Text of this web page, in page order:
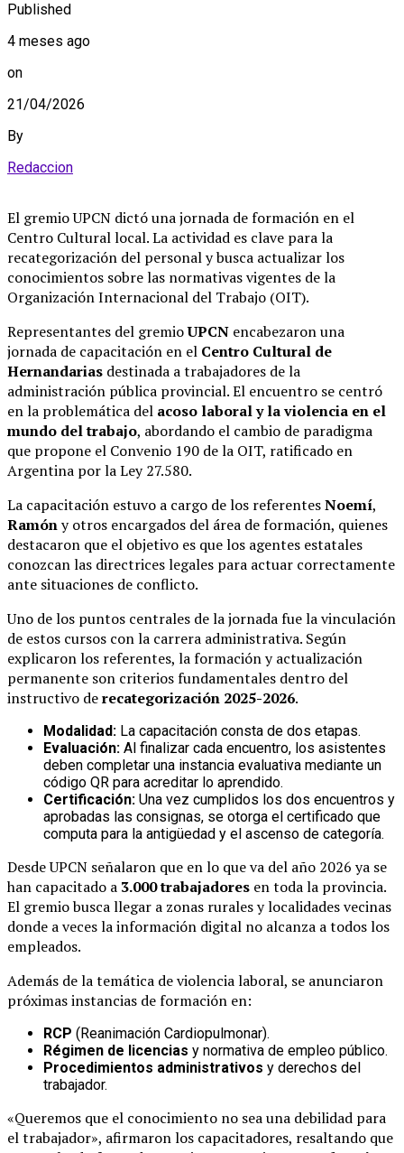
Published
4 meses ago
on
21/04/2026
By
Redaccion
El gremio UPCN dictó una jornada de formación en el
Centro Cultural local. La actividad es clave para la
recategorización del personal y busca actualizar los
conocimientos sobre las normativas vigentes de la
Organización Internacional del Trabajo (OIT).
Representantes del gremioUPCN encabezaron una
jornada de capacitación en el Centro Cultural de
Hernandarias destinada a trabajadores de la
administración pública provincial.El encuentro se centró
en la problemática del acoso laboral y la violencia en el
mundo del trabajo, abordando el cambio de paradigma
que propone el Convenio 190 de la OIT, ratificado en
Argentina por la Ley 27.580.
La capacitación estuvo a cargo de los referentesNoemí,
Ramóny otros encargados del área de formación, quienes
destacaron que el objetivo es que los agentes estatales
conozcan las directrices legales para actuar correctamente
ante situaciones de conflicto.
Uno de los puntos centrales de la jornada fue la vinculación
de estos cursos con la carrera administrativa. Según
explicaron los referentes, la formación y actualización
permanente son criterios fundamentales dentro del
instructivo derecategorización 2025-2026.
Modalidad: La capacitación consta de dos etapas.
Evaluación: Al finalizar cada encuentro, los asistentes
deben completar una instancia evaluativa mediante un
código QR para acreditar lo aprendido.
Certificación: Una vez cumplidos los dos encuentros y
aprobadas las consignas, se otorga el certificado que
computa para la antigüedad y el ascenso de categoría.
Desde UPCN señalaron que en lo que va del año 2026 ya se
han capacitado a 3.000 trabajadores en toda la provincia.
El gremio busca llegar a zonas rurales y localidades vecinas
donde a veces la información digital no alcanza a todos los
empleados.
Además de la temática de violencia laboral, se anunciaron
próximas instancias de formación en:
RCP (Reanimación Cardiopulmonar).
Régimen de licencias y normativa de empleo público.
Procedimientos administrativos y derechos del
trabajador.
«Queremos que el conocimiento no sea una debilidad para
el trabajador», afirmaron los capacitadores, resaltando que